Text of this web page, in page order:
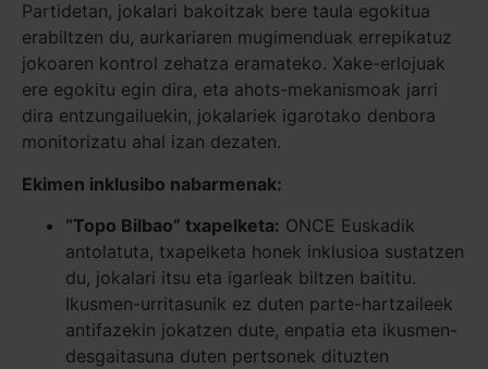
Partidetan, jokalari bakoitzak bere taula egokitua
erabiltzen du, aurkariaren mugimenduak errepikatuz
jokoaren kontrol zehatza eramateko. Xake-erlojuak
ere egokitu egin dira, eta ahots-mekanismoak jarri
dira entzungailuekin, jokalariek igarotako denbora
monitorizatu ahal izan dezaten.
Ekimen inklusibo nabarmenak:
“Topo Bilbao” txapelketa: ONCE Euskadik
antolatuta, txapelketa honek inklusioa sustatzen
du, jokalari itsu eta igarleak biltzen baititu.
Ikusmen-urritasunik ez duten parte-hartzaileek
antifazekin jokatzen dute, enpatia eta ikusmen-
desgaitasuna duten pertsonek dituzten